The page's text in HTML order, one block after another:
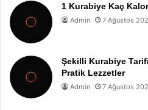
1 Kurabiye Kaç
Admin 7 Ağustos
Şekilli Kurabiye
Pratik Lezzetler
Admin 7 Ağustos